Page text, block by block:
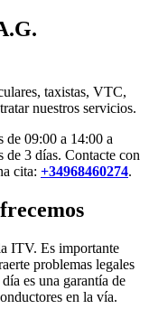
taxistas, VTC,
nuestros servicios.
de 09:00 a 14:00 a
de 3 días. Contacte con
cita: +34968460274.
ITV. Es importante
problemas legales
es una garantía de
en la vía.